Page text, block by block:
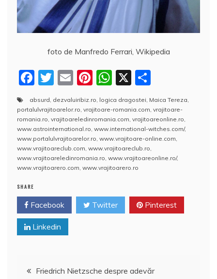
foto de Manfredo Ferrari, Wikipedia
F
c
e
b
o
o
T
w
itt
er
E
m
ai
l
Pi
nt
er
e
st
W
at
s
A
p
p
X
a
rt
aj
e
a
absurd dezvaluiribiz.ro logica dragostei Maica Tereza
portalulvrajitoarelor.ro vrajitoare-romania.com vrajitoare-
romania.ro vrajitoareledinromania.com vrajitoareonline.ro
www.astrointernational.ro www.international-witches.com/,
www.portalulvrajitoarelor.ro www.vrajitoare-online.com
www.vrajitoareclub.com www.vrajitoareclub.ro
www.vrajitoareledinromania.ro www.vrajitoareonline.ro/,
www.vrajitoarero.com www.vrajitoarero.ro
SHARE
Facebook Twitter Pinterest
Linkedin
Navigare
Friedrich Nietzsche despre adevăr